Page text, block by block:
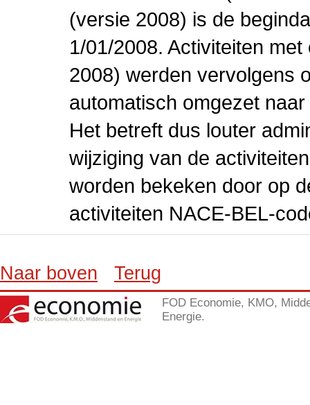
(versie 2008) is de
1/01/2008. Activiteiten
2008) werden vervolgens
automatisch omgezet
Het betreft dus louter
wijziging van de
worden bekeken door op
activiteiten NACE-BEL-
Naar boven Terug
FOD Economie, KMO,
Energie.